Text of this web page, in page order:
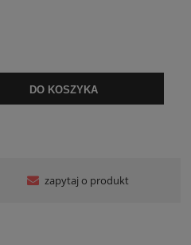
DO KOSZYKA
zapytaj o produkt